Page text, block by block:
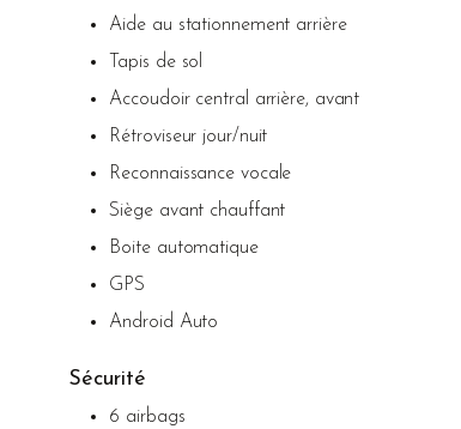
Aide au stationnement arrière
Tapis de sol
Accoudoir central arrière, avant
Rétroviseur jour/nuit
Reconnaissance vocale
Siège avant chauffant
Boite automatique
GPS
Android Auto
Sécurité
6 airbags